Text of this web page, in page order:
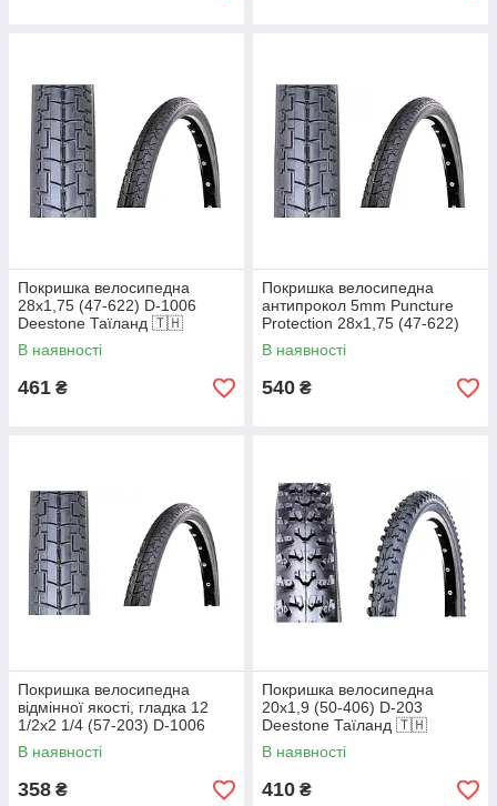
Покришка велосипедна
28х1,75 (47-622) D-1006
Deestone Таїланд 🇹🇭
В наявності
461 ₴
Покришка велосипедна
антипрокол 5mm Puncture
Protection 28х1,75 (47-622)
D-1006 Deestone Таїланд
🇹🇭
В наявності
540 ₴
Покришка велосипедна
відмінної якості, гладка 12
1/2x2 1/4 (57-203) D-1006
Deestone Таїланд 🇹🇭
В наявності
358 ₴
Покришка велосипедна
20х1,9 (50-406) D-203
Deestone Таїланд 🇹🇭
В наявності
410 ₴